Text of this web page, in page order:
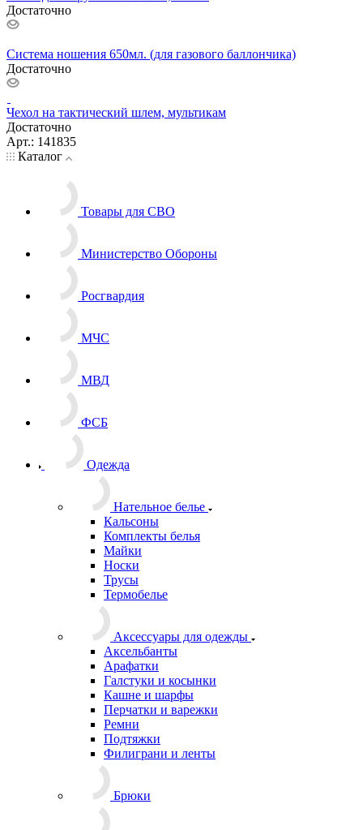
Чехол для ОЗК, хаки
Чехол для бахил ОЗК, хаки
Чехол для газового баллона универсальный, черный
Чехол для газового баллона универсальный, белый